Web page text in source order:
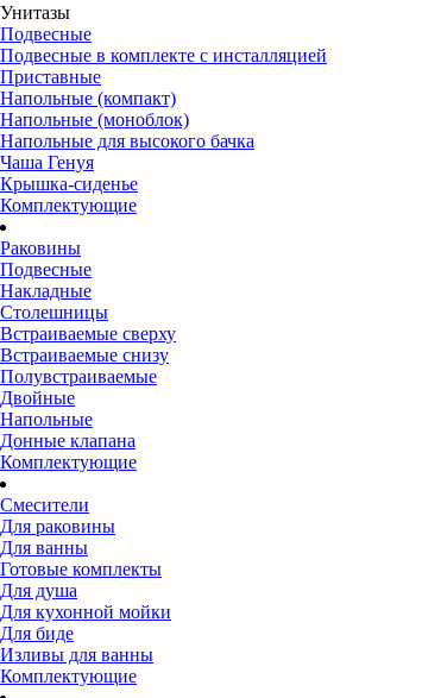
Унитазы
Подвесные
Подвесные в комплекте с инсталляцией
Приставные
Напольные (компакт)
Напольные (моноблок)
Напольные для высокого бачка
Чаша Генуя
Крышка-сиденье
Комплектующие
Раковины
Подвесные
Накладные
Столешницы
Встраиваемые сверху
Встраиваемые снизу
Полувстраиваемые
Двойные
Напольные
Донные клапана
Комплектующие
Смесители
Для раковины
Для ванны
Готовые комплекты
Для душа
Для кухонной мойки
Для биде
Изливы для ванны
Комплектующие